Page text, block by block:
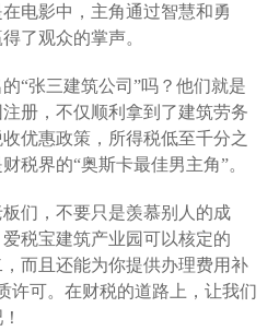
电影中，主角通过智慧和勇
了观众的掌声。
“张三建筑公司”吗？他们就是
册，不仅顺利拿到了建筑劳务
优惠政策，所得税低至千分之
税界的“奥斯卡最佳男主角”。
们，不要只是羡慕别人的成
税宝建筑产业园可以核定的
而且还能为你提供办理费用补
许可。在财税的道路上，让我们